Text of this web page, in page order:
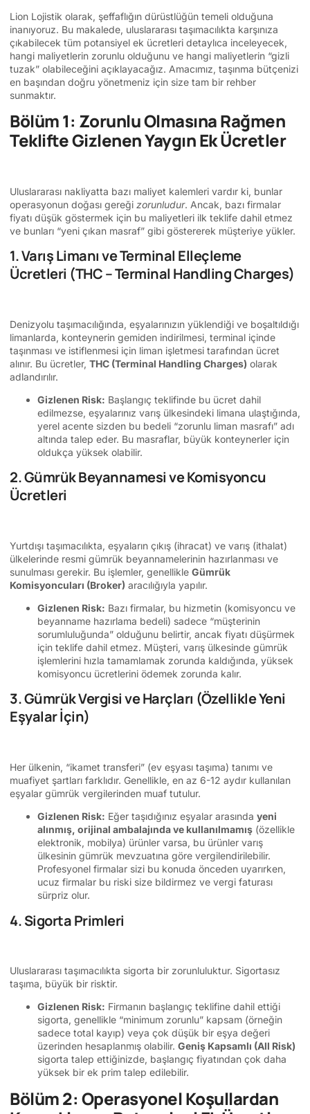
Lion Lojistik olarak, şeffaflığın dürüstlüğün temeli olduğuna
inanıyoruz. Bu makalede, uluslararası taşımacılıkta karşınıza
çıkabilecek tüm potansiyel ek ücretleri detaylıca inceleyecek,
hangi maliyetlerin zorunlu olduğunu ve hangi maliyetlerin “gizli
tuzak” olabileceğini açıklayacağız. Amacımız, taşınma bütçenizi
en başından doğru yönetmeniz için size tam bir rehber
sunmaktır.
Bölüm 1: Zorunlu Olmasına Rağmen
Teklifte Gizlenen Yaygın Ek Ücretler
Uluslararası nakliyatta bazı maliyet kalemleri vardır ki, bunlar
operasyonun doğası gereği zorunludur. Ancak, bazı firmalar
fiyatı düşük göstermek için bu maliyetleri ilk teklife dahil etmez
ve bunları “yeni çıkan masraf” gibi göstererek müşteriye yükler.
1. Varış Limanı ve Terminal Elleçleme
Ücretleri (THC – Terminal Handling Charges)
Denizyolu taşımacılığında, eşyalarınızın yüklendiği ve boşaltıldığı
limanlarda, konteynerin gemiden indirilmesi, terminal içinde
taşınması ve istiflenmesi için liman işletmesi tarafından ücret
alınır. Bu ücretler, THC (Terminal Handling Charges) olarak
adlandırılır.
Gizlenen Risk: Başlangıç teklifinde bu ücret dahil
edilmezse, eşyalarınız varış ülkesindeki limana ulaştığında,
yerel acente sizden bu bedeli “zorunlu liman masrafı” adı
altında talep eder. Bu masraflar, büyük konteynerler için
oldukça yüksek olabilir.
2. Gümrük Beyannamesi ve Komisyoncu
Ücretleri
Yurtdışı taşımacılıkta, eşyaların çıkış (ihracat) ve varış (ithalat)
ülkelerinde resmi gümrük beyannamelerinin hazırlanması ve
sunulması gerekir. Bu işlemler, genellikle Gümrük
Komisyoncuları (Broker) aracılığıyla yapılır.
Gizlenen Risk: Bazı firmalar, bu hizmetin (komisyoncu ve
beyanname hazırlama bedeli) sadece “müşterinin
sorumluluğunda” olduğunu belirtir, ancak fiyatı düşürmek
için teklife dahil etmez. Müşteri, varış ülkesinde gümrük
işlemlerini hızla tamamlamak zorunda kaldığında, yüksek
komisyoncu ücretlerini ödemek zorunda kalır.
3. Gümrük Vergisi ve Harçları (Özellikle Yeni
Eşyalar İçin)
Her ülkenin, “ikamet transferi” (ev eşyası taşıma) tanımı ve
muafiyet şartları farklıdır. Genellikle, en az 6-12 aydır kullanılan
eşyalar gümrük vergilerinden muaf tutulur.
Gizlenen Risk: Eğer taşıdığınız eşyalar arasında yeni
alınmış, orijinal ambalajında ve kullanılmamış (özellikle
elektronik, mobilya) ürünler varsa, bu ürünler varış
ülkesinin gümrük mevzuatına göre vergilendirilebilir.
Profesyonel firmalar sizi bu konuda önceden uyarırken,
ucuz firmalar bu riski size bildirmez ve vergi faturası
sürpriz olur.
4. Sigorta Primleri
Uluslararası taşımacılıkta sigorta bir zorunluluktur. Sigortasız
taşıma, büyük bir risktir.
Gizlenen Risk: Firmanın başlangıç teklifine dahil ettiği
sigorta, genellikle “minimum zorunlu” kapsam (örneğin
sadece total kayıp) veya çok düşük bir eşya değeri
üzerinden hesaplanmış olabilir. Geniş Kapsamlı (All Risk)
sigorta talep ettiğinizde, başlangıç fiyatından çok daha
yüksek bir ek prim talep edilebilir.
Bölüm 2: Operasyonel Koşullardan